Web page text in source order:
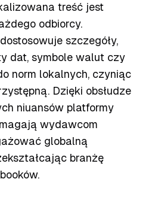
treść jest
odbiorcy.
szczegóły,
dat, symbole walut czy
norm lokalnych, czyniąc
Dzięki obsłudze
niuansów platformy
wydawcom
globalną
branżę